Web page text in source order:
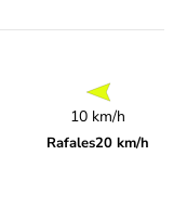
10 km/h
Rafales20 km/h